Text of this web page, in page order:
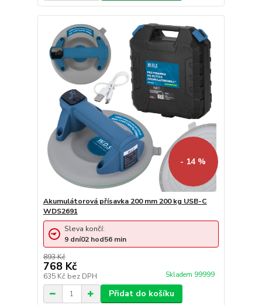
- 14 %
Akumulátorová přísavka 200 mm 200 kg USB-C
WDS2691
893 Kč
768 Kč
635 Kč bez DPH Skladem 99999
Sleva končí:
9 dní02 hod56 min
Přidat do košíku